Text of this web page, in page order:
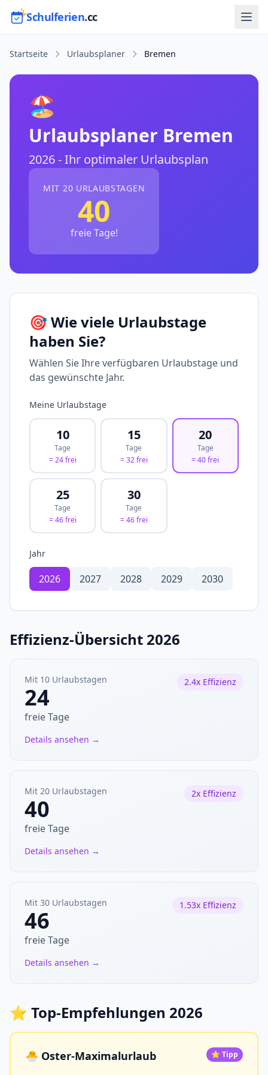
Schulferien.cc
Startseite Urlaubsplaner Bremen
🏖️
Urlaubsplaner Bremen
2026 - Ihr optimaler Urlaubsplan
MIT 20 URLAUBSTAGEN
40
freie Tage!
🎯 Wie viele Urlaubstage
haben Sie?
Wählen Sie Ihre verfügbaren Urlaubstage und
das gewünschte Jahr.
Meine Urlaubstage
10
Tage
= 24 frei
15
Tage
= 32 frei
20
Tage
= 40 frei
25
Tage
= 46 frei
30
Tage
= 46 frei
Jahr
2026 2027 2028 2029 2030
Effizienz-Übersicht 2026
Mit 10 Urlaubstagen
24
freie Tage
2.4x Effizienz
Details ansehen →
Mit 20 Urlaubstagen
40
freie Tage
2x Effizienz
Details ansehen →
Mit 30 Urlaubstagen
46
freie Tage
1.53x Effizienz
Details ansehen →
⭐ Top-Empfehlungen 2026
🐣 Oster-Maximalurlaub ⭐ Tipp